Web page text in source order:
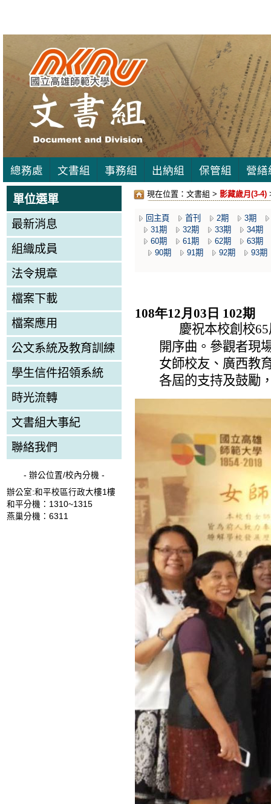
總務處 文書組 事務組 出納組 保管組 營繕
單位選單
最新消息
組織成員
法令規章
檔案下載
檔案應用
公文系統及教育訓練
學生信件招領系統
時光流轉
文書組大事紀
聯絡我們
- 辦公位置/校內分機 -
辦公室:和平校區行政大樓1樓
和平分機：1310~1315
燕巢分機：6311
現在位置： 文書組 > 影藏歲月(3-4)
回主頁 首刊 2期
3期
31期
32期 33期
34期
60期
61期 62期
63期
90期
91期 92期 93期
108年12月03日 102期
慶祝本校創校65
開序曲。參觀者現
女師校友、廣西教
各屆的支持及鼓勵